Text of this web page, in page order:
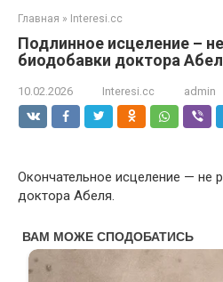
Главная » Interesi.cc
Подлинное исцеление –
биодобавки доктора
10.02.2026 Interesi.cc admin
Окончательное исцеление — не
доктора Абеля.